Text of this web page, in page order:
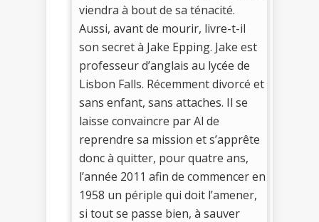
viendra à bout de sa ténacité.
Aussi, avant de mourir, livre-t-il
son secret à Jake Epping. Jake est
professeur d’anglais au lycée de
Lisbon Falls. Récemment divorcé et
sans enfant, sans attaches. Il se
laisse convaincre par Al de
reprendre sa mission et s’apprête
donc à quitter, pour quatre ans,
l’année 2011 afin de commencer en
1958 un périple qui doit l’amener,
si tout se passe bien, à sauver